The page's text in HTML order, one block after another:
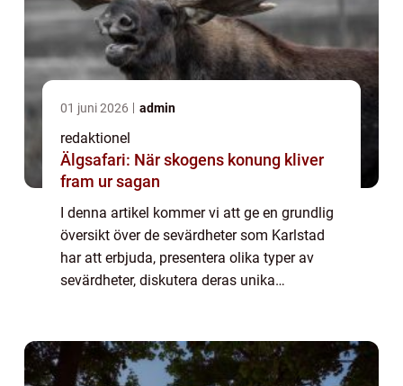
01 juni 2026 admin
redaktionel
Älgsafari: När skogens konung kliver
fram ur sagan
I denna artikel kommer vi att ge en grundlig
översikt över de sevärdheter som Karlstad
har att erbjuda, presentera olika typer av
sevärdheter, diskutera deras unika